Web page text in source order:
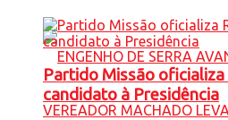
Partido Missão oficializa
candidato à Presidência